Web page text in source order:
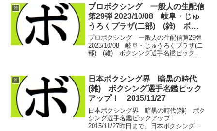
発表しております。ファンや選手の投稿
により...
雑
プロボクシング 一般人の生配信
第29弾 2023/10/08 岐阜・じゅ
うろくプラザ(二部) (雑) ボク
シング選手名鑑ピックアップ！
プロボクシング 一般人の生配信第29弾
2023/10/08 岐阜・じゅうろくプラザ(二
部) (雑) ボクシング選手名鑑ピックア
催されるのが、第50回岐阜ボクシ...
雑
日本ボクシング界 暗黒の時代
(雑) ボクシング選手名鑑ピック
アップ！ 2015/11/27
日本ボクシング界 暗黒の時代(雑) ボク
シング選手名鑑ピックアップ！
2015/11/27昨日まで、日本ボクシング界